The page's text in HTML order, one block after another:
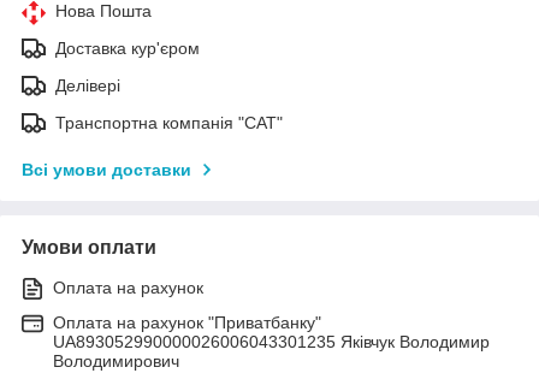
Нова Пошта
Доставка кур'єром
Делівері
Транспортна компанія "САТ"
Всі умови доставки
Умови оплати
Оплата на рахунок
Оплата на рахунок "Приватбанку"
UA893052990000026006043301235 Яківчук Володимир
Володимирович